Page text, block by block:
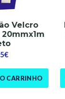
Velcro
20mmx1m
CARRINHO